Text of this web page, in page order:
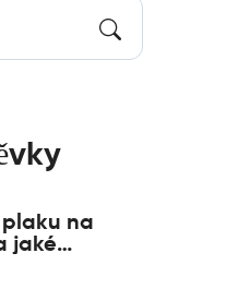
na
jaké
způsobit